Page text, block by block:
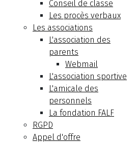
Conseil de classe
Les procès verbaux
Les associations
L'association des
parents
Webmail
L'association sportive
L'amicale des
personnels
La fondation FALF
RGPD
Appel d'offre